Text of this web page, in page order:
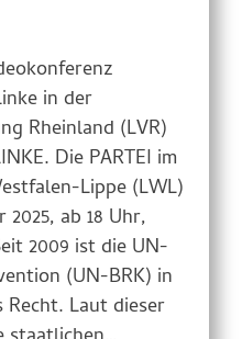
in der
Rheinland (LVR)
Die PARTEI im
Lippe (LWL)
ab 18 Uhr,
2009 ist die UN-
(UN-BRK) in
Laut dieser